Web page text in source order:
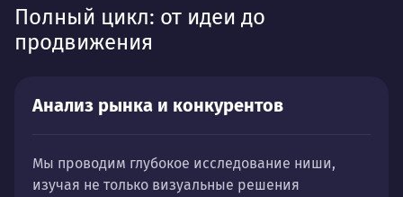
Полный цикл: от идеи до
продвижения
Анализ рынка и конкурентов
Мы проводим глубокое исследование ниши,
изучая не только визуальные решения